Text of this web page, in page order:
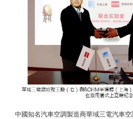
中國知名汽車空調製造商華域三電汽車